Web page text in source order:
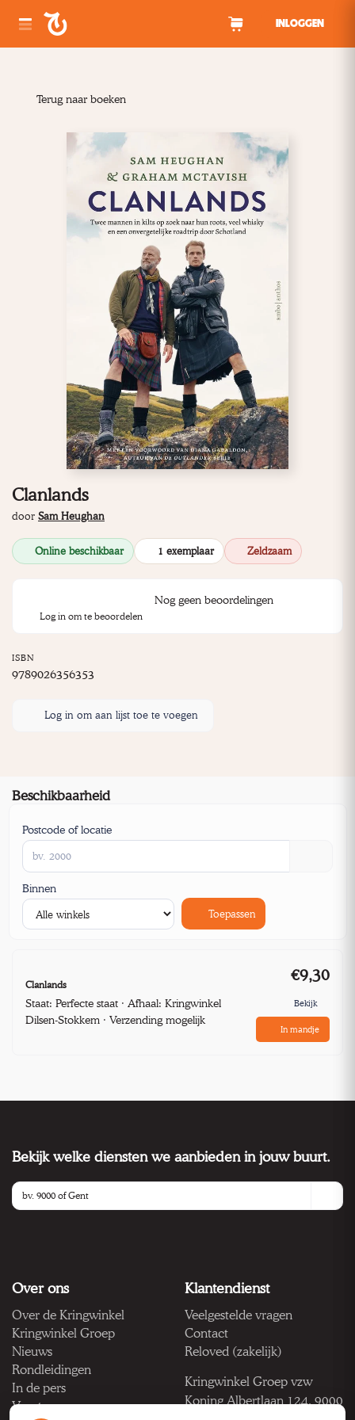
INLOGGEN
Terug naar boeken
Clanlands
door Sam Heughan
Online beschikbaar 1 exemplaar Zeldzaam
Nog geen beoordelingen
Log in om te beoordelen
ISBN
9789026356353
Log in om aan lijst toe te voegen
Beschikbaarheid
Postcode of locatie
Binnen
Toepassen
Clanlands
Staat: Perfecte staat · Afhaal: Kringwinkel
Dilsen-Stokkem · Verzending mogelijk
€9,30
Bekijk
In mandje
Bekijk welke diensten we aanbieden in jouw buurt.
Over ons
Over de Kringwinkel
Kringwinkel Groep
Nieuws
Rondleidingen
In de pers
Vacatures
Klantendienst
Veelgestelde vragen
Contact
Reloved (zakelijk)
Kringwinkel Groep vzw
Koning Albertlaan 124, 9000